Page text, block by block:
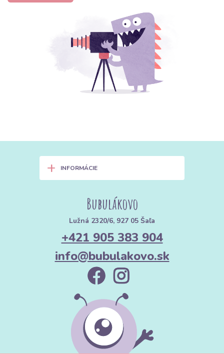
+ INFORMÁCIE
Bubulákovo
Lužná 2320/6, 927 05 Šaľa
+421 905 383 904
info@bubulakovo.sk